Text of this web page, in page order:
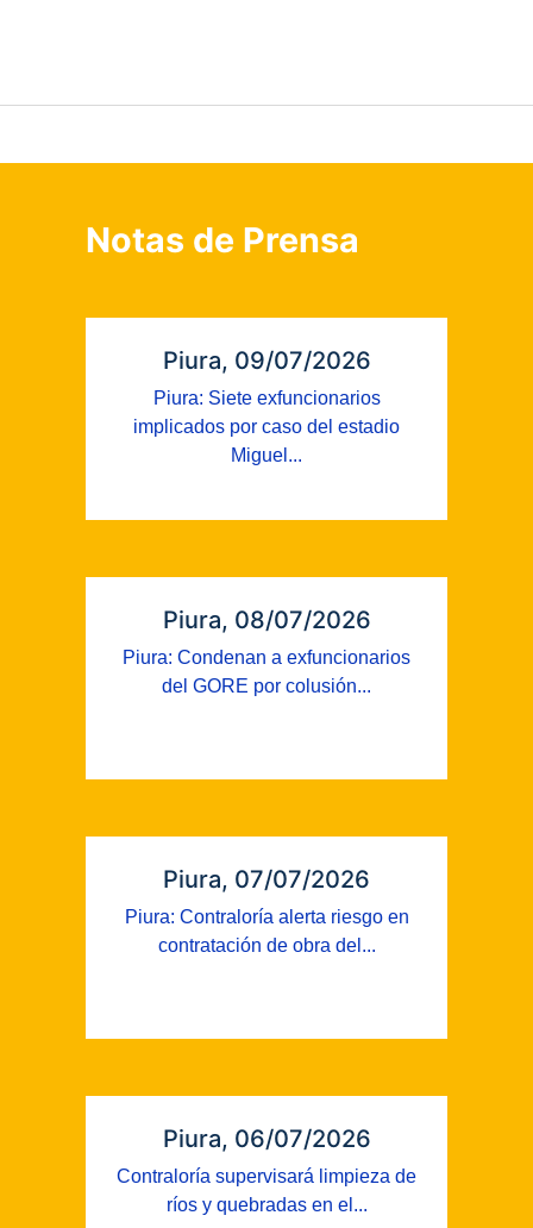
Notas de Prensa
Piura, 09/07/2026
Piura: Siete exfuncionarios
implicados por caso del estadio
Miguel...
Piura, 08/07/2026
Piura: Condenan a exfuncionarios
del GORE por colusión...
Piura, 07/07/2026
Piura: Contraloría alerta riesgo en
contratación de obra del...
Piura, 06/07/2026
Contraloría supervisará limpieza de
ríos y quebradas en el...